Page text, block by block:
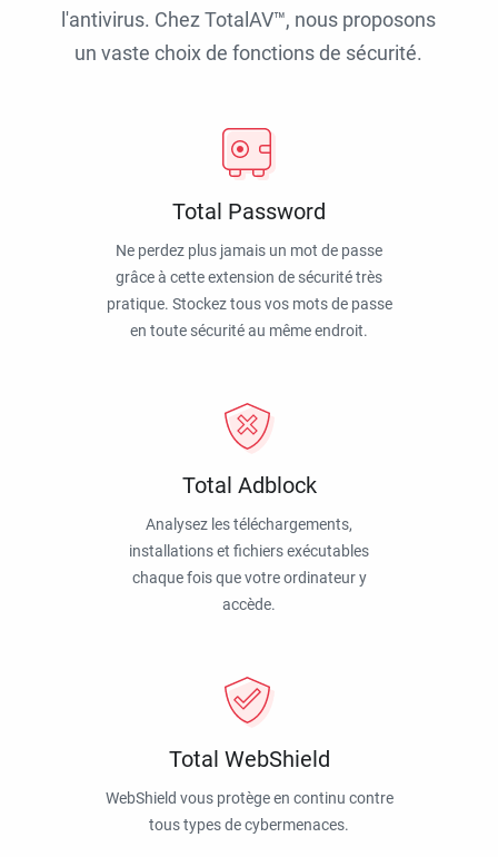
l'antivirus. Chez TotalAV™, nous proposons
un vaste choix de fonctions de sécurité.
Total Password
Ne perdez plus jamais un mot de passe
grâce à cette extension de sécurité très
pratique. Stockez tous vos mots de passe
en toute sécurité au même endroit.
Total Adblock
Analysez les téléchargements,
installations et fichiers exécutables
chaque fois que votre ordinateur y
accède.
Total WebShield
WebShield vous protège en continu contre
tous types de cybermenaces.